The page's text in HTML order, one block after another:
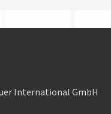
International GmbH